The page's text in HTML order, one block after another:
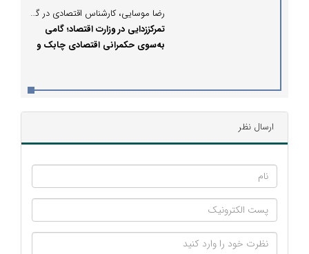
رضا موسایی، کارشناس اقتصادی در گفتگو با پُرسون مطرح کرد:
تمرکززدایی در وزارت اقتصاد؛ گامی
به‌سوی حکمرانی اقتصادی چابک و
ارسال نظر